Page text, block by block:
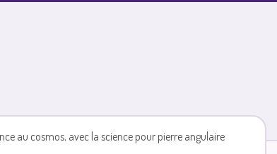
au cosmos, avec la science pour pierre angulaire